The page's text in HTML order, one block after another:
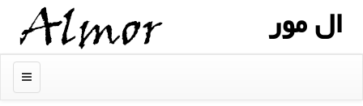
ال مور
منو